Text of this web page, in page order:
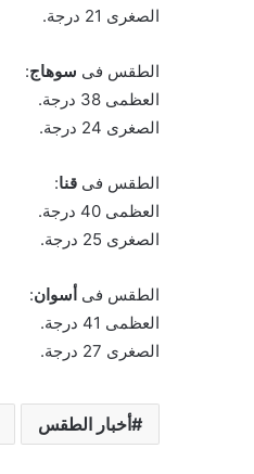
الصغرى 21 درجة.
الطقس فى سوهاج:
العظمى 38 درجة.
الصغرى 24 درجة.
الطقس فى قنا:
العظمى 40 درجة.
الصغرى 25 درجة.
الطقس فى أسوان:
العظمى 41 درجة.
الصغرى 27 درجة.
أخبار الطقس